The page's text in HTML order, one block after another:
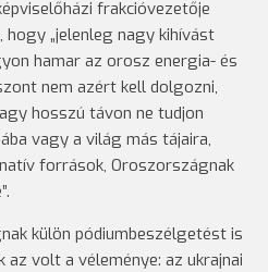
frakcióvezetője
„jelenleg nagy kihívást
hamar az orosz energia- és
nem azért kell dolgozni,
hosszú távon ne tudjon
vagy a világ más tájaira,
források, Oroszországnak
külön pódiumbeszélgetést is
volt a véleménye: az ukrajnai